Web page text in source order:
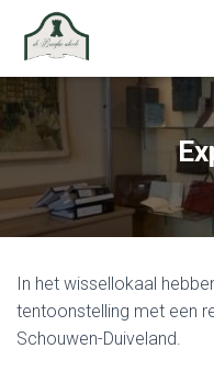
In het wissellokaal
tentoonstelling met een
Schouwen-Duiveland.